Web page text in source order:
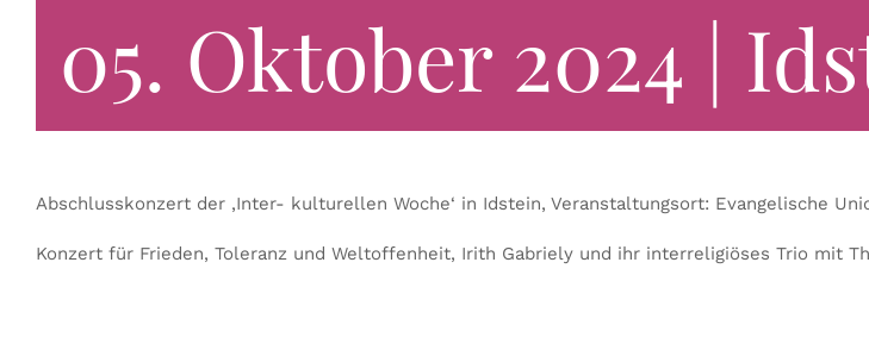
05. Oktober 2024 |
Abschlusskonzert der ‚Inter- kulturellen Woche‘ in Idstein, Veranstaltungsort: Evangelische
Konzert für Frieden, Toleranz und Weltoffenheit, Irith Gabriely und ihr interreligiöses Trio mit